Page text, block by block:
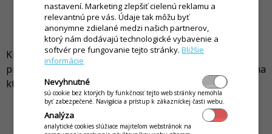
možné vyúčtovať konkrétnu osobu samostatne.
Pred ukončením je možné označiť položky, ktoré
budú účtované a vyúčtovať tak len tieto.
Kliknite na tlačidloUkončiť predaja doklad sa vytlačí na
prednastavenom zariadení, prípadne je možné vybrať, na
ktorom zariadení sa má doklad vytlačiť.
nastavení. Marketing zlepšiť cielenú reklamu a
relevantnú pre vás. Údaje tak môžu byť
anonymne zdielané medzi našich partnerov,
ktorý nám dodávajú technologické vybavenie a
softvér pre fungovanie tejto stránky.Bližšie
informácie
Nevyhnutné
sú cookie bez ktorých by funkčnosť tejto web stránky nemohla
byť zabezpečené. Navigácia a prístup k zákazníckej časti webu.
Analýza
analytické cookies slúžiace majiteľom webstránok na